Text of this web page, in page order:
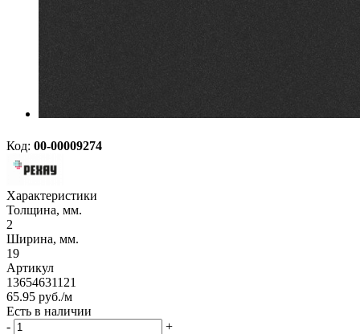
Код: 00-00009274
Характеристики
Толщина, мм.
2
Ширина, мм.
19
Артикул
13654631121
65.95 руб./м
Есть в наличии
-
+